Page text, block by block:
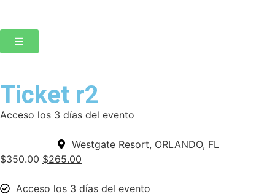
Ticket r2
Acceso los 3 días del evento
Westgate Resort, ORLANDO, FL
$350.00 $265.00
Acceso los 3 días del evento